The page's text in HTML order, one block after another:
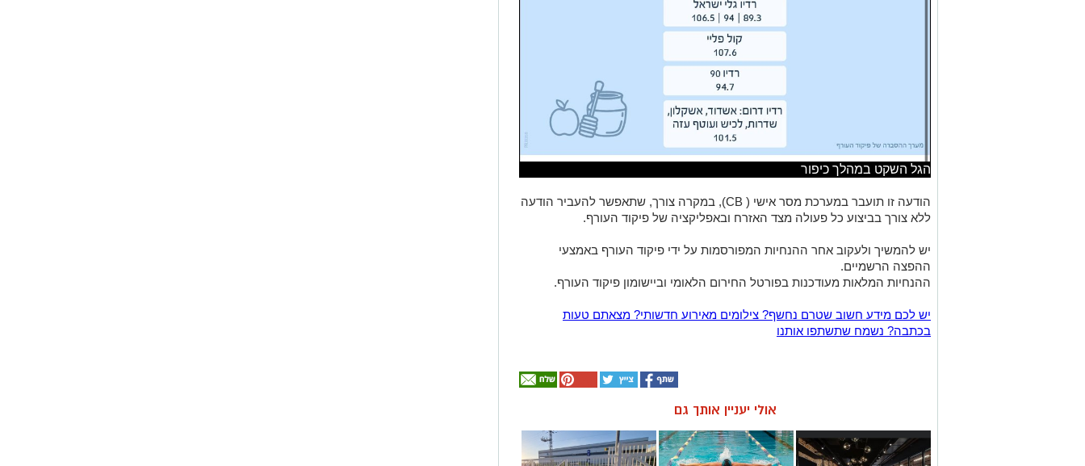
הגל השקט במהלך כיפור
הודעה זו תועבר במערכת מסר אישי ( CB), במקרה צורך, שתאפשר להעביר הודעה
ללא צורך בביצוע כל פעולה מצד האזרח ובאפליקציה של פיקוד העורף.
יש להמשיך ולעקוב אחר ההנחיות המפורסמות על ידי פיקוד העורף באמצעי
ההפצה הרשמיים.
ההנחיות המלאות מעודכנות בפורטל החירום הלאומי וביישומון פיקוד העורף.
יש לכם מידע חשוב שטרם נחשף? צילומים מאירוע חדשותי? מצאתם טעות
בכתבה? נשמח שתשתפו אותנו
אולי יעניין אותך גם